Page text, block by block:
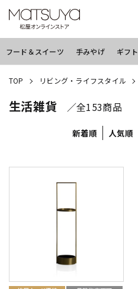
フード＆スイーツ 手みやげ ギフト
TOP リビング・ライフスタイル
生活雑貨 ／全153商品
新着順 人気順